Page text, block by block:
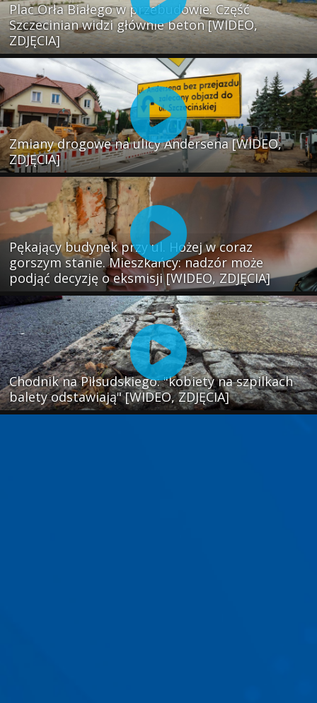
Plac Orła Białego w przebudowie. Część
Szczecinian widzi głównie beton [WIDEO,
ZDJĘCIA]
Zmiany drogowe na ulicy Andersena [WIDEO,
ZDJĘCIA]
Pękający budynek przy ul. Hożej w coraz
gorszym stanie. Mieszkańcy: nadzór może
podjąć decyzję o eksmisji [WIDEO, ZDJĘCIA]
Chodnik na Piłsudskiego: "kobiety na szpilkach
balety odstawiają" [WIDEO, ZDJĘCIA]